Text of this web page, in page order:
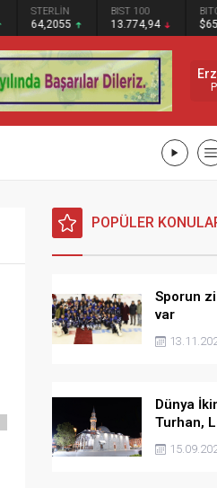
BIST 100
13.774,94
BITCOIN
$65077
POPÜLER
Sporun
var
Dünya
Turhan,
Paşa